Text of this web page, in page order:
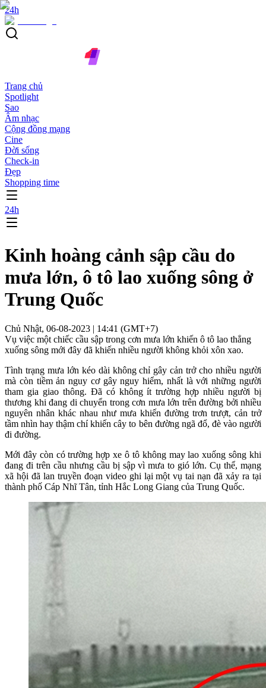
24h
Trang chủ
Spotlight
Sao
Âm nhạc
Cộng đồng mạng
Cine
Đời sống
Check-in
Đẹp
Shopping time
24h
Kinh hoàng cảnh sập cầu do
mưa lớn, ô tô lao xuống sông ở
Trung Quốc
Chủ Nhật, 06-08-2023 | 14:41 (GMT+7)
Vụ việc một chiếc cầu sập trong cơn mưa lớn khiến ô tô lao thẳng
xuống sông mới đây đã khiến nhiều người không khỏi xôn xao.
Tình trạng mưa lớn kéo dài không chỉ gây cản trở cho nhiều người
mà còn tiềm ản nguy cơ gây nguy hiểm, nhất là với những người
tham gia giao thông. Đã có không ít trường hợp nhiều người bị
thương khi đang di chuyển trong cơn mưa lớn trên đường bởi nhiều
nguyên nhân khác nhau như mưa khiến đường trơn trượt, cản trở
tầm nhìn hay thậm chí khiến cây to bên đường ngã đổ, đè vào người
đi đường.
Mới đây còn có trường hợp xe ô tô không may lao xuống sông khi
đang đi trên cầu nhưng cầu bị sập vì mưa to gió lớn. Cụ thể, mạng
xã hội đã lan truyền đoạn video ghi lại một vụ tai nạn đã xảy ra tại
thành phố Cáp Nhĩ Tân, tỉnh Hắc Long Giang của Trung Quốc.